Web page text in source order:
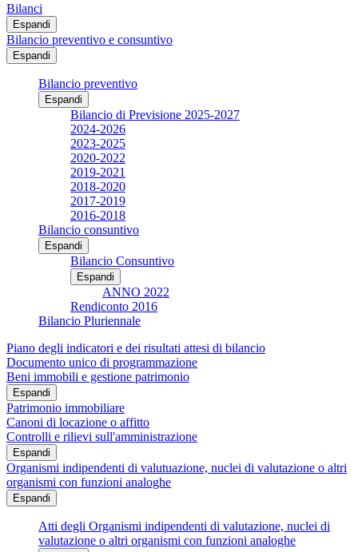
Bilanci
Espandi
Bilancio preventivo e consuntivo
Espandi
Bilancio preventivo
Espandi
Bilancio di Previsione 2025-2027
2024-2026
2023-2025
2020-2022
2019-2021
2018-2020
2017-2019
2016-2018
Bilancio consuntivo
Espandi
Bilancio Consuntivo
Espandi
ANNO 2022
Rendiconto 2016
Bilancio Pluriennale
Piano degli indicatori e dei risultati attesi di bilancio
Documento unico di programmazione
Beni immobili e gestione patrimonio
Espandi
Patrimonio immobiliare
Canoni di locazione o affitto
Controlli e rilievi sull'amministrazione
Espandi
Organismi indipendenti di valutuazione, nuclei di valutazione o altri
organismi con funzioni analoghe
Espandi
Atti degli Organismi indipendenti di valutazione, nuclei di
valutazione o altri organismi con funzioni analoghe